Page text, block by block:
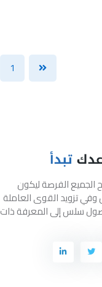
1
الفرصة ليكون
تزويد القوى العاملة
سلس إلى المعرفة ذات